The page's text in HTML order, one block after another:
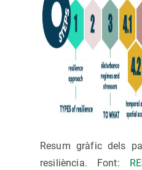
Resum gràfic dels
resiliència. Font: